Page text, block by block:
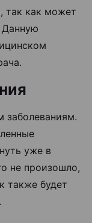
так как может
Данную
заболеваниям.
уже в
не произошло,
также будет